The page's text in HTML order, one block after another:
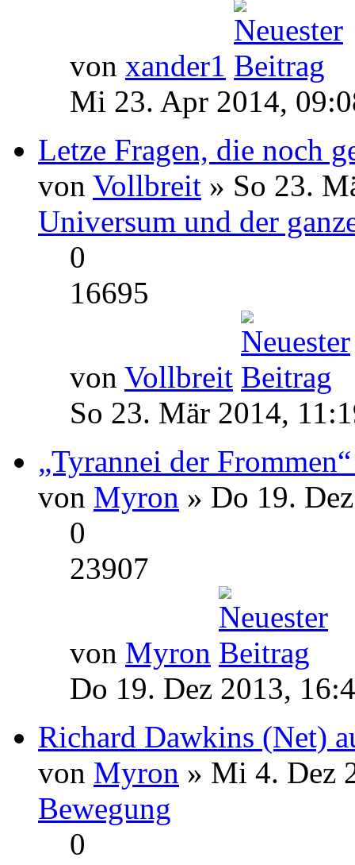
von xander1
Mi 23. Apr 2014,
Letze Fragen, die noch
von Vollbreit » So 23.
Universum und der
0
16695
von Vollbreit
So 23. Mär 2014,
„Tyrannei der
von Myron » Do 19.
0
23907
von Myron
Do 19. Dez 2013,
Richard Dawkins (Net)
von Myron » Mi 4. Dez
Bewegung
0